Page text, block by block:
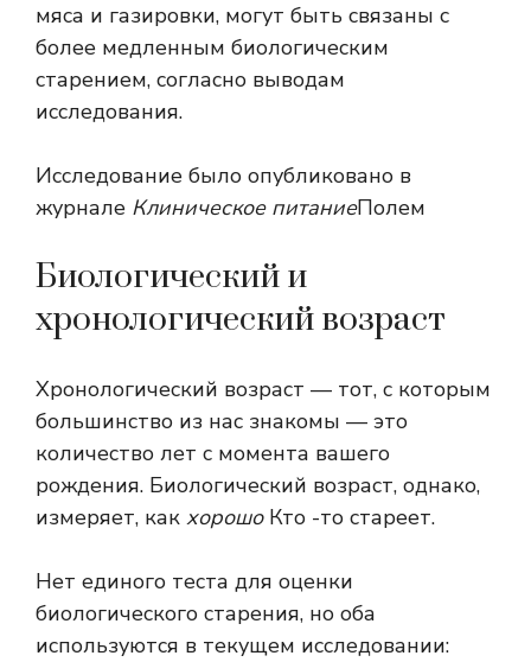
мяса и газировки, могут быть связаны с
более медленным биологическим
старением, согласно выводам
исследования.
Исследование было опубликовано в
журнале Клиническое питаниеПолем
Биологический и
хронологический возраст
Хронологический возраст — тот, с которым
большинство из нас знакомы — это
количество лет с момента вашего
рождения. Биологический возраст, однако,
измеряет, как хорошоКто -то стареет.
Нет единого теста для оценки
биологического старения, но оба
используются в текущем исследовании: